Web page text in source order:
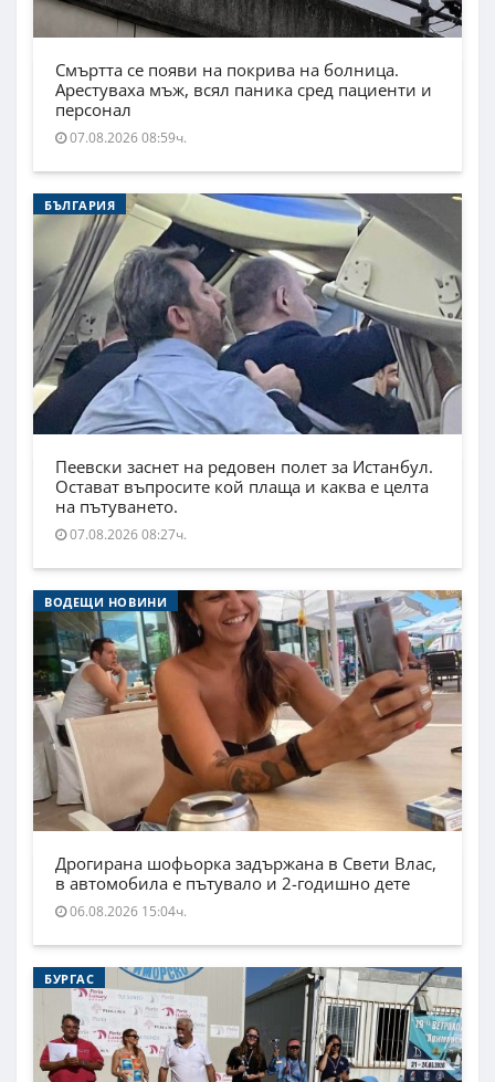
Смъртта се появи на покрива на болница.
Арестуваха мъж, всял паника сред пациенти и
персонал
07.08.2026 08:59ч.
БЪЛГАРИЯ
Пеевски заснет на редовен полет за Истанбул.
Остават въпросите кой плаща и каква е целта
на пътуването.
07.08.2026 08:27ч.
ВОДЕЩИ НОВИНИ
Дрогирана шофьорка задържана в Свети Влас,
в автомобила е пътувало и 2-годишно дете
06.08.2026 15:04ч.
БУРГАС